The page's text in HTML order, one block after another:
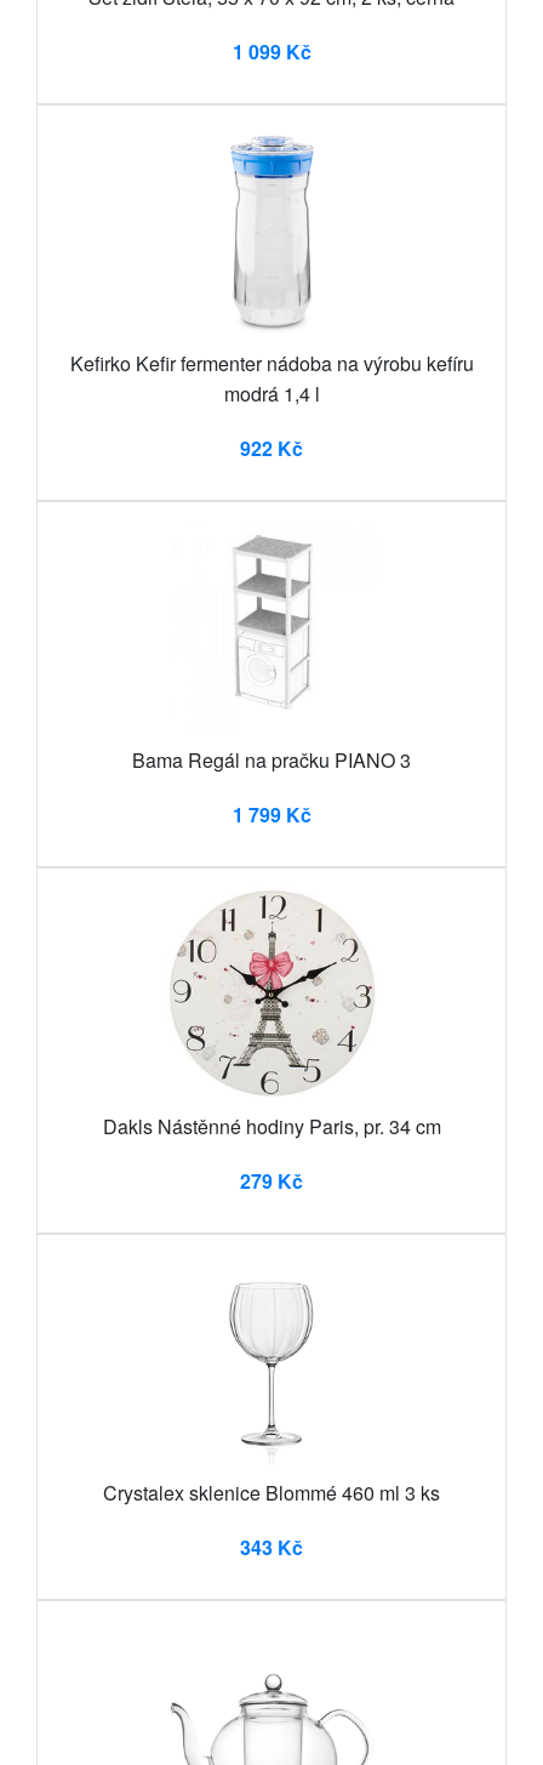
1 099 Kč
Kefirko Kefir fermenter nádoba na výrobu kefíru
modrá 1,4 l
922 Kč
Bama Regál na pračku PIANO 3
1 799 Kč
Dakls Nástěnné hodiny Paris, pr. 34 cm
279 Kč
Crystalex sklenice Blommé 460 ml 3 ks
343 Kč